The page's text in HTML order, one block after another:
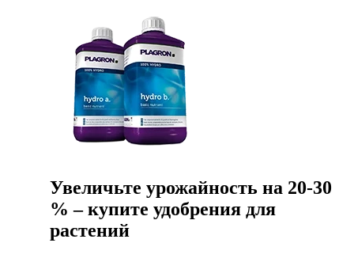
Увеличьте урожайность на 20-30
% – купите удобрения для
растений